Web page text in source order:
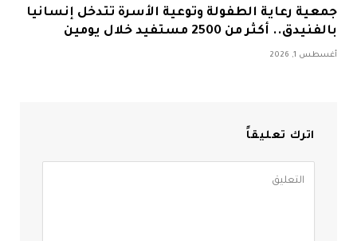
جمعية رعاية الطفولة وتوعية الأسرة تتدخل إنسانيا
بالفنيدق.. أكثر من 2500 مستفيد خلال يومين
أغسطس 1, 2026
اترك تعليقاً